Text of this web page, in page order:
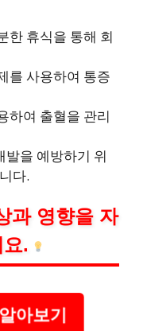
한 휴식을 통해 회
를 사용하여 통증
하여 출혈을 관리
발을 예방하기 위
다.
과 영향을 자
.
아보기